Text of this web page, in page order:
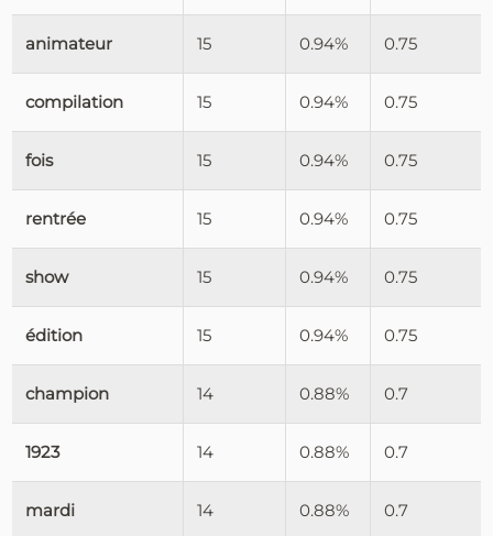
animateur 15 0.94% 0.75
compilation 15 0.94% 0.75
fois 15 0.94% 0.75
rentrée 15 0.94% 0.75
show 15 0.94% 0.75
édition 15 0.94% 0.75
champion 14 0.88% 0.7
1923 14 0.88% 0.7
mardi 14 0.88% 0.7